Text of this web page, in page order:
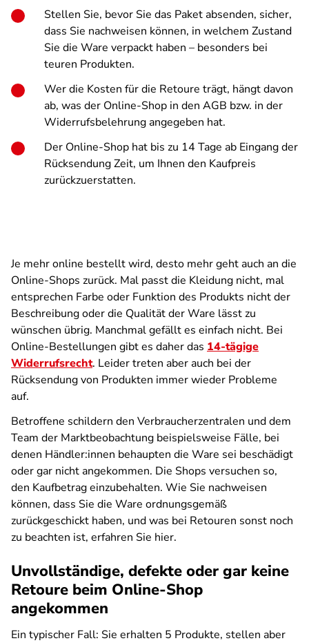
Stellen Sie, bevor Sie das Paket absenden, sicher,
dass Sie nachweisen können, in welchem Zustand
Sie die Ware verpackt haben – besonders bei
teuren Produkten.
Wer die Kosten für die Retoure trägt, hängt davon
ab, was der Online-Shop in den AGB bzw. in der
Widerrufsbelehrung angegeben hat.
Der Online-Shop hat bis zu 14 Tage ab Eingang der
Rücksendung Zeit, um Ihnen den Kaufpreis
zurückzuerstatten.
Je mehr online bestellt wird, desto mehr geht auch an die
Online-Shops zurück. Mal passt die Kleidung nicht, mal
entsprechen Farbe oder Funktion des Produkts nicht der
Beschreibung oder die Qualität der Ware lässt zu
wünschen übrig. Manchmal gefällt es einfach nicht. Bei
Online-Bestellungen gibt es daher das 14-tägige
Widerrufsrecht. Leider treten aber auch bei der
Rücksendung von Produkten immer wieder Probleme
auf.
Betroffene schildern den Verbraucherzentralen und dem
Team der Marktbeobachtung beispielsweise Fälle, bei
denen Händler:innen behaupten die Ware sei beschädigt
oder gar nicht angekommen. Die Shops versuchen so,
den Kaufbetrag einzubehalten. Wie Sie nachweisen
können, dass Sie die Ware ordnungsgemäß
zurückgeschickt haben, und was bei Retouren sonst noch
zu beachten ist, erfahren Sie hier.
Unvollständige, defekte oder gar keine
Retoure beim Online-Shop
angekommen
Ein typischer Fall: Sie erhalten 5 Produkte, stellen aber